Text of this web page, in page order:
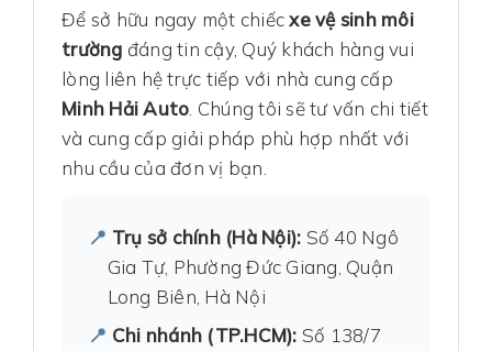
Để sở hữu ngay một chiếcxe vệ sinh môi
trường đáng tin cậy, Quý khách hàng vui
lòng liên hệ trực tiếp với nhà cung cấp
Minh Hải Auto . Chúng tôi sẽ tư vấn chi tiết
và cung cấp giải pháp phù hợp nhất với
nhu cầu của đơn vị bạn.
Trụ sở chính (Hà Nội): Số 40 Ngô
Gia Tự, Phường Đức Giang, Quận
Long Biên, Hà Nội
Chi nhánh (TP.HCM): Số 138/7